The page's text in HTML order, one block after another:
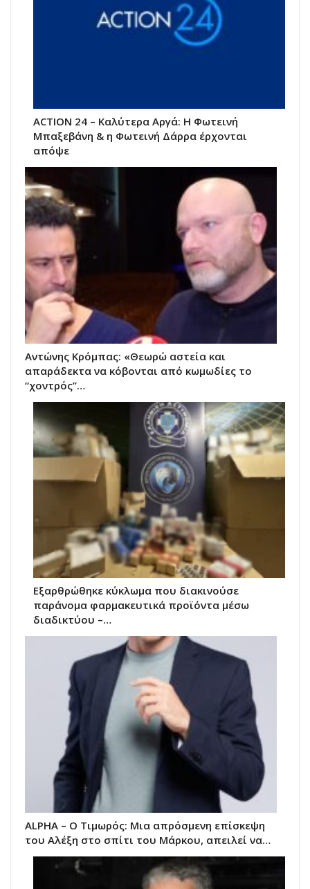
ACTION 24 – Καλύτερα Αργά: Η Φωτεινή
Μπαξεβάνη & η Φωτεινή Δάρρα έρχονται
απόψε
Αντώνης Κρόμπας: «Θεωρώ αστεία και
απαράδεκτα να κόβονται από κωμωδίες το
“χοντρός”…
Εξαρθρώθηκε κύκλωμα που διακινούσε
παράνομα φαρμακευτικά προϊόντα μέσω
διαδικτύου –…
ALPHA – Ο Τιμωρός: Μια απρόσμενη επίσκεψη
του Αλέξη στο σπίτι του Μάρκου, απειλεί να…